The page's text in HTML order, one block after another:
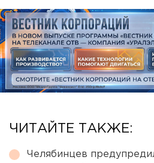
ЧИТАЙТЕ ТАКЖЕ:
Челябинцев